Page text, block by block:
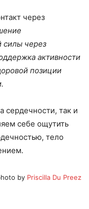
через
силы через
активности
позиции
сердечности, так и
себе ощутить
тело
by Priscilla Du Preez